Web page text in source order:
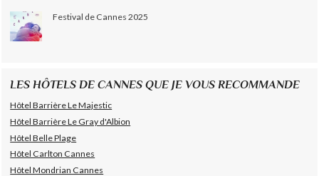
Festival de Cannes 2025
LES HÔTELS DE CANNES QUE JE VOUS RECOMMANDE
Hôtel Barrière Le Majestic
Hôtel Barrière Le Gray d'Albion
Hôtel Belle Plage
Hôtel Carlton Cannes
Hôtel Mondrian Cannes